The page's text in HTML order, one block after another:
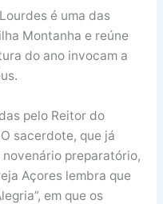
é uma das
Montanha e reúne
do ano invocam a
pelo Reitor do
sacerdote, que já
preparatório,
Açores lembra que
em que os